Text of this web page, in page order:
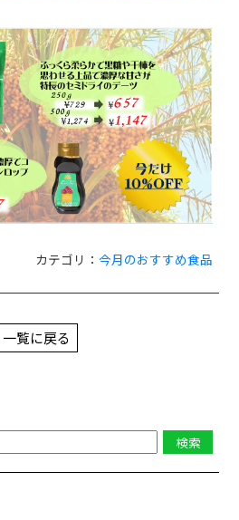
カテゴリ： 今月のおすすめ食品
一覧に戻る